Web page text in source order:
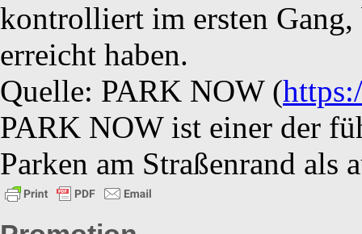
kontrolliert im ersten Gang,
erreicht haben.
Quelle: PARK NOW (
PARK NOW ist einer der
Parken am Straßenrand als